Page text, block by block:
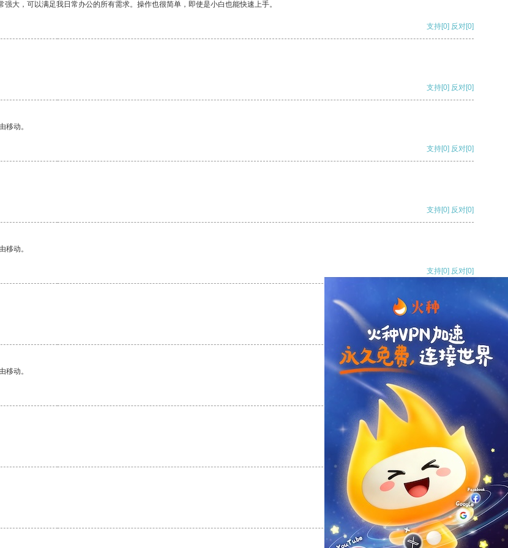
大，可以满足我日常办公的所有需求。操作也很简单，即使是小白也能快速上手。
支持[0] 反对[0]
支持[0] 反对[0]
移动。
支持[0] 反对[0]
支持[0] 反对[0]
移动。
支持[0] 反对[0]
支持[0] 反对
移动。
支持
反对 [0]
支持[0] 反对[0]